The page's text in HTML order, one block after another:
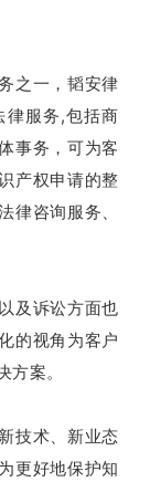
之一，韬安律
律服务,包括商
事务，可为客
产权申请的整
律咨询服务、
及诉讼方面也
的视角为客户
案。
技术、新业态
更好地保护知